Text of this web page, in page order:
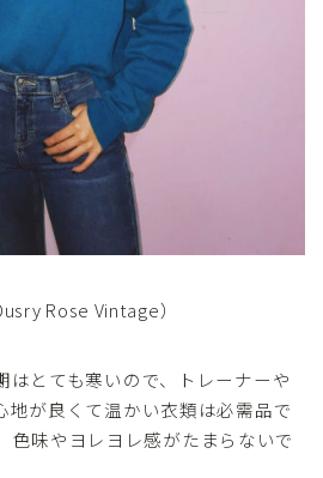
Rose Vintage）
はとても寒いので、トレーナーや
地が良くて温かい衣類は必需品で
色味やヨレヨレ感がたまらないで